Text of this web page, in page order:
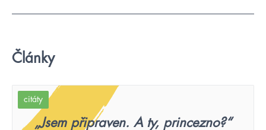
Články
citáty
„Jsem připraven. A ty, princezno?“